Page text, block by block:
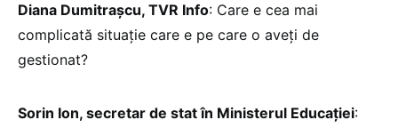
Diana Dumitrașcu, TVR Info: Care e cea mai
complicată situație care e pe care o aveți de
gestionat?
Sorin Ion, secretar de stat în Ministerul Educației: